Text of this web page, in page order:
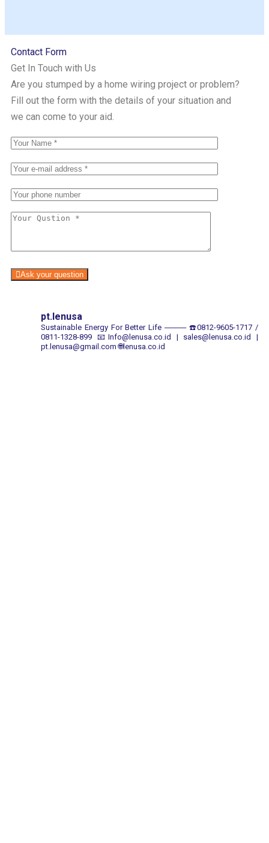
Contact Form
Get In Touch with Us
Are you stumped by a home wiring project or problem?
Fill out the form with the details of your situation and
we can come to your aid.
Ask your question
pt.lenusa
Sustainable Energy For Better Life ────☎️0812-9605-1717 /
0811-1328-899 📧Info@lenusa.co.id | sales@lenusa.co.id |
pt.lenusa@gmail.com 🌐lenusa.co.id